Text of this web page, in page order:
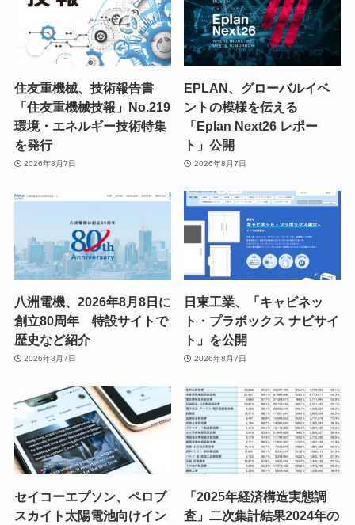
住友重機械、技術報告書
「住友重機械技報」No.219
環境・エネルギー技術特集
を発行
2026年8月7日
EPLAN、グローバルイベ
ントの模様を伝える
「Eplan Next26 レポー
ト」公開
2026年8月7日
八洲電機、2026年8月8日に
創立80周年 特設サイトで
歴史など紹介
2026年8月7日
日東工業、「キャビネッ
ト・プラボックス ナビサイ
ト」を公開
2026年8月7日
セイコーエプソン、ペロブ
スカイト太陽電池向けイン
「2025年経済構造実態調
査」二次集計結果2024年の